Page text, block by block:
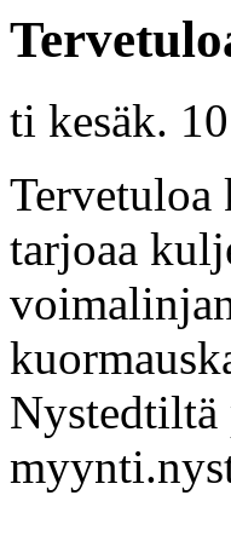
ti kesäk.
Tervetuloa
tarjoaa
Nystedtiltä